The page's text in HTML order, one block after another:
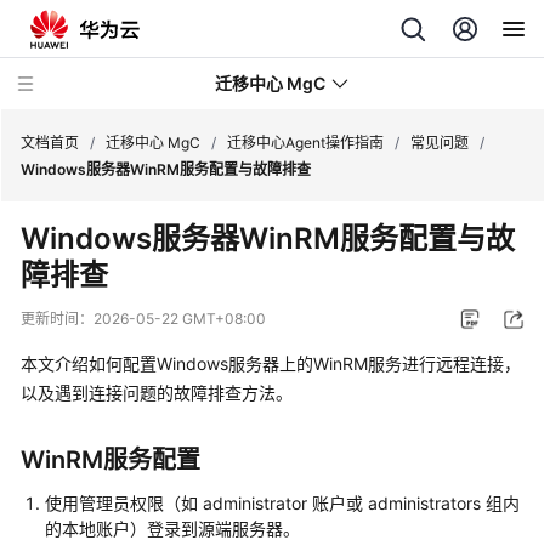
迁移中心 MgC
新
动
产
品
介
快
速
入
文档首页 / 迁移中心 MgC / 迁移中心Agent操作指南 / 常见问题 /
Windows服务器WinRM服务配置与故障排查
Windows服务器WinRM服务配置与故
障排查
更新时间： 2026-05-22 GMT+08:00
本文介绍如何配置Windows服务器上的WinRM服务进行远程连接，
以及遇到连接问题的故障排查方法。
WinRM服务配置
使用管理员权限（如 administrator 账户或 administrators 组内
的本地账户）登录到源端服务器。